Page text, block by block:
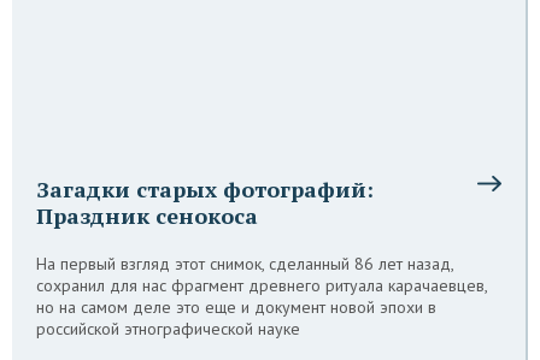
Загадки старых фотографий:
Праздник сенокоса
На первый взгляд этот снимок, сделанный 86 лет назад,
сохранил для нас фрагмент древнего ритуала карачаевцев,
но на самом деле это еще и документ новой эпохи в
российской этнографической науке